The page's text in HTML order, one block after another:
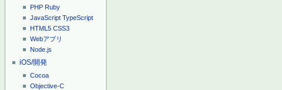
PHP Ruby
JavaScript TypeScript
HTML5 CSS3
Webアプリ
Node.js
iOS/開発
Cocoa
Objective-C